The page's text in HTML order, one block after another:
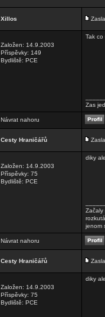
Xillos
Založen: 14.9.2003
Příspěvky: 149
Bydliště: PCE
Tak
Zas
Návrat nahoru
Cesty Hraničářů
Založen: 14.9.2003
Příspěvky: 75
Bydliště: PCE
diky
Začaly
jenom
Návrat nahoru
Cesty Hraničářů
Založen: 14.9.2003
Příspěvky: 75
Bydliště: PCE
diky